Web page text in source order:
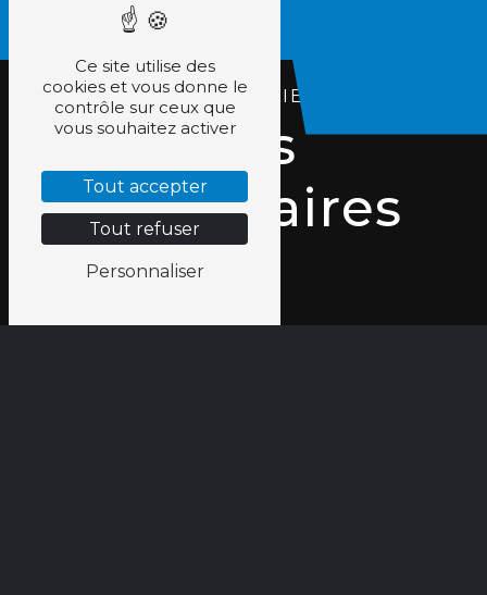
MENUISERIES
Nos
partenaires
Ce site utilise des
cookies et vous donne le
contrôle sur ceux que
vous souhaitez activer
Tout accepter
Tout refuser
Personnaliser